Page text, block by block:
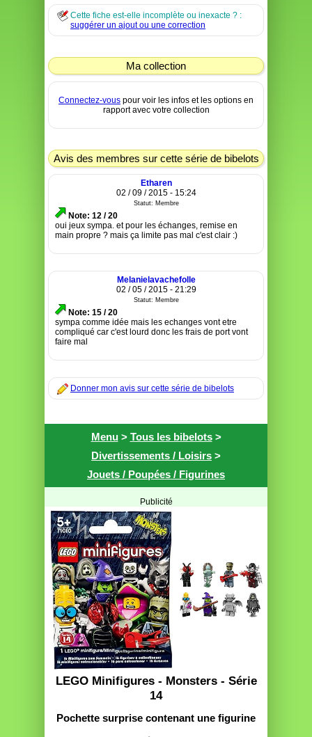
Cette fiche est-elle incomplète ou inexacte ? :
suggérer un ajout ou une correction
Ma collection
Connectez-vous pour voir les infos et les options en
rapport avec votre collection
Avis des membres sur cette série de bibelots
Etharen
02 / 09 / 2015 - 15:24
Statut: Membre
Note: 12 / 20
oui jeux sympa. et pour les échanges, remise en
main propre ? mais ça limite pas mal c'est clair :)
Melanielavachefolle
02 / 05 / 2015 - 21:29
Statut: Membre
Note: 15 / 20
sympa comme idée mais les echanges vont etre
compliqué car c'est lourd donc les frais de port vont
faire mal
Donner mon avis sur cette série de bibelots
Menu> Tous les bibelots>
Divertissements / Loisirs >
Jouets / Poupées / Figurines
Publicité
LEGO Minifigures - Monsters - Série
14
Pochette surprise contenant une figurine